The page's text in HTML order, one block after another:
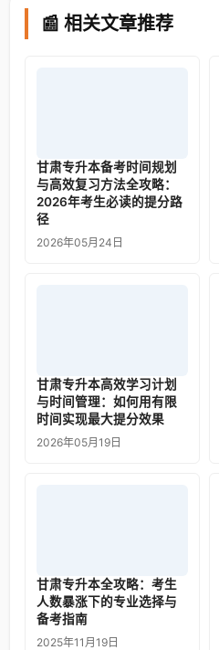
📰 相关文章推荐
甘肃专升本备考时间规划
与高效复习方法全攻略：
2026年考生必读的提分路
径
2026年05月24日
甘肃专升本高效学习计划
与时间管理：如何用有限
时间实现最大提分效果
2026年05月19日
甘肃专升本全攻略：考生
人数暴涨下的专业选择与
备考指南
2025年11月19日